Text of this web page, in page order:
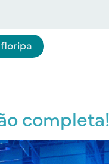
completa!